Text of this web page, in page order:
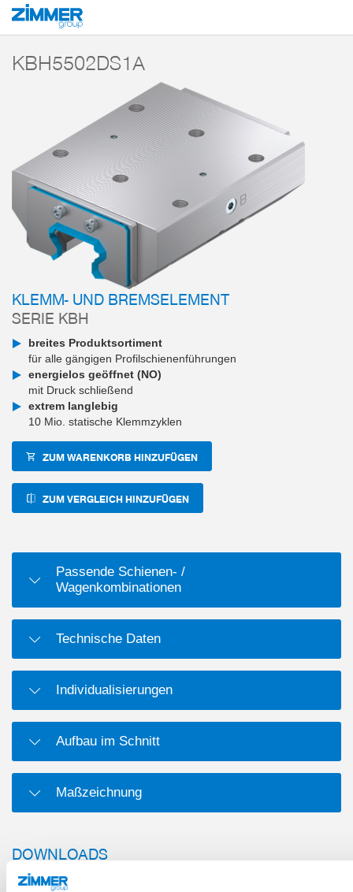
Start Produkte
KBH5502DS1A
KLEMM- UND BREMSELEMENT
SERIE KBH
breites Produktsortiment
für alle gängigen Profilschienenführungen
energielos geöffnet (NO)
mit Druck schließend
extrem langlebig
10 Mio. statische Klemmzyklen
ZUM WARENKORB HINZUFÜGEN
ZUM VERGLEICH HINZUFÜGEN
Passende Schienen- /
Wagenkombinationen
Technische Daten
Individualisierungen
Aufbau im Schnitt
Maßzeichnung
DOWNLOADS